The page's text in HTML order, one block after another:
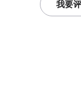
我要